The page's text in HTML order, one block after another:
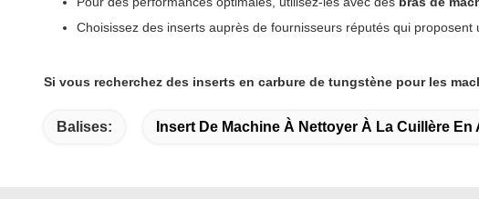
Choisissez des inserts auprès de fournisseurs réputés qui proposent
Si vous recherchez des inserts en carbure de tungstène pour les
Balises: Insert De Machine À Nettoyer À La Cuillère En